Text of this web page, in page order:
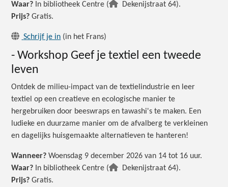
Waar? In bibliotheek Centre (
Dekenijstraat 64).
Prijs? Gratis.
Schrijf je in (in het Frans)
- Workshop Geef je textiel een tweede
leven
Ontdek de milieu-impact van de textielindustrie en leer
textiel op een creatieve en ecologische manier te
hergebruiken door beeswraps en tawashi's te maken. Een
ludieke en duurzame manier om de afvalberg te verkleinen
en dagelijks huisgemaakte alternatieven te hanteren!
Wanneer? Woensdag 9 december 2026 van 14 tot 16 uur.
Waar? In bibliotheek Centre (
Dekenijstraat 64).
Prijs? Gratis.